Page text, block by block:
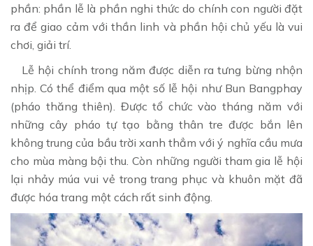
phần: phần lễ là phần nghi thức do chính con người đặt
ra để giao cảm với thần linh và phần hội chủ yếu là vui
chơi, giải trí.
Lễ hội chính trong năm được diễn ra tưng bừng nhộn
nhịp. Có thể điểm qua một số lễ hội như Bun Bangphay
(pháo thăng thiên). Được tổ chức vào tháng năm với
những cây pháo tự tạo bằng thân tre được bắn lên
không trung của bầu trời xanh thẳm với ý nghĩa cầu mưa
cho mùa màng bội thu. Còn những người tham gia lễ hội
lại nhảy múa vui vẻ trong trang phục và khuôn mặt đã
được hóa trang một cách rất sinh động.